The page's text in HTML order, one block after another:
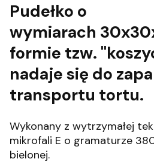
Pudełko o
wymiarach
formie tzw.
nadaje się do
transportu tortu.
Wykonany z wytrzymałej
mikrofali E o gramaturze
bielonej.